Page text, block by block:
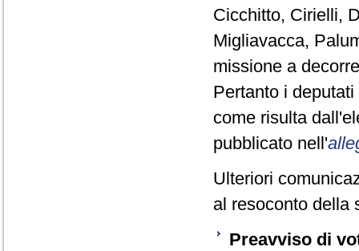
Cicchitto, Cirielli,
Migliavacca,
missione a
Pertanto i
come risulta
pubblicato nell'
Ulteriori
al resoconto della
Preavviso di